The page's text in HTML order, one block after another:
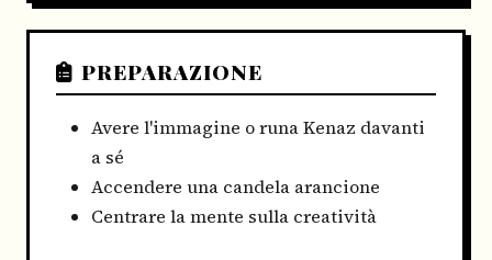
PREPARAZIONE
Avere l'immagine o runa Kenaz davanti
a sé
Accendere una candela arancione
Centrare la mente sulla creatività